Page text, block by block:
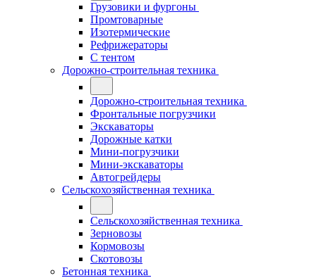
Грузовики и фургоны
Промтоварные
Изотермические
Рефрижераторы
С тентом
Дорожно-строительная техника
Дорожно-строительная техника
Фронтальные погрузчики
Экскаваторы
Дорожные катки
Мини-погрузчики
Мини-экскаваторы
Автогрейдеры
Сельскохозяйственная техника
Сельскохозяйственная техника
Зерновозы
Кормовозы
Скотовозы
Бетонная техника